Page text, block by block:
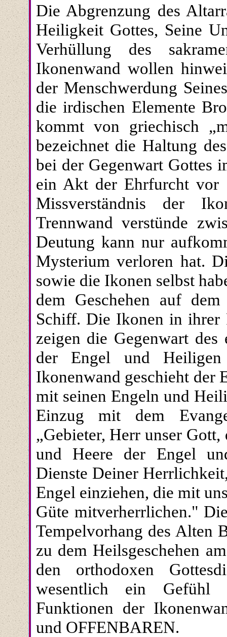
Die Abgrenzung des
Heiligkeit Gottes, Seine
Verhüllung des
Ikonenwand wollen
der Menschwerdung
die irdischen Elemente
kommt von griechisch
bezeichnet die Haltung
bei der Gegenwart Gottes
ein Akt der Ehrfurcht vor
Missverständnis der
Trennwand verstünde
Deutung kann nur
Mysterium verloren hat.
sowie die Ikonen selbst
dem Geschehen auf
Schiff. Die Ikonen in ihrer
zeigen die Gegenwart
der Engel und
Ikonenwand geschieht der
mit seinen Engeln und
Einzug mit dem
„Gebieter, Herr unser
und Heere der Engel
Dienste Deiner
Engel einziehen, die mit
Güte mitverherrlichen."
Tempelvorhang des Alten
zu dem Heilsgeschehen
den orthodoxen
wesentlich ein Gefühl
Funktionen der
und OFFENBAREN.